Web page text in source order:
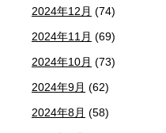
2024年12月 (74)
2024年11月 (69)
2024年10月 (73)
2024年9月 (62)
2024年8月 (58)